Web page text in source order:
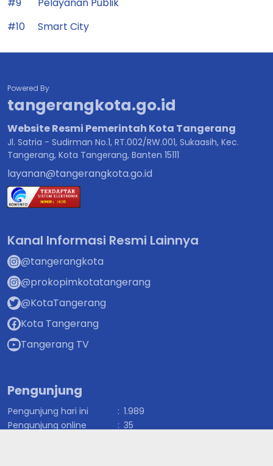
#9
Pelayanan Publik
#10
Smart City
Powered By
tangerangkota.go.id
Website Resmi Pemerintah Kota Tangerang
Jl. Satria - Sudirman No.1, RT.002/RW.001, Sukaasih, Kec.
Tangerang, Kota Tangerang, Banten 15111
layanan@tangerangkota.go.id
Kanal Informasi Resmi Lainnya
@tangerangkota
@prokopimkotatangerang
@KotaTangerang
Kota Tangerang
Tangerang TV
Pengunjung
Pengunjung hari ini : 1.989
Pengunjung online
: 35